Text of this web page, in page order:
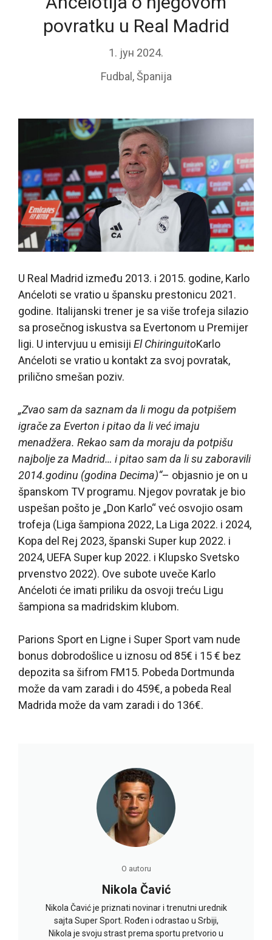
povratku u Real Madrid
1. јун 2024.
Fudbal ,Španija
U Real Madrid između 2013. i 2015. godine, Karlo
Anćeloti se vratio u špansku prestonicu 2021.
godine. Italijanski trener je sa više trofeja silazio
sa prosečnog iskustva sa Evertonom u Premijer
ligi. U intervjuu u emisiji El ChiringuitoKarlo
Anćeloti se vratio u kontakt za svoj povratak,
prilično smešan poziv.
„Zvao sam da saznam da li mogu da potpišem
igrače za Everton i pitao da li već imaju
menadžera. Rekao sam da moraju da potpišu
najbolje za Madrid… i pitao sam da li su zaboravili
2014.godinu (godina Decima)“– objasnio je on u
španskom TV programu. Njegov povratak je bio
uspešan pošto je „Don Karlo“ već osvojio osam
trofeja (Liga šampiona 2022, La Liga 2022. i 2024,
Kopa del Rej 2023, španski Super kup 2022. i
2024, UEFA Super kup 2022. i Klupsko Svetsko
prvenstvo 2022). Ove subote uveče Karlo
Anćeloti će imati priliku da osvoji treću Ligu
šampiona sa madridskim klubom.
Parions Sport en Ligne i Super Sport vam nude
bonus dobrodošlice u iznosu od 85€ i 15 € bez
depozita sa šifrom FM15. Pobeda Dortmunda
može da vam zaradi i do 459€, a pobeda Real
Madrida može da vam zaradi i do 136€.
O autoru
Nikola Čavić
Nikola Čavić je priznati novinar i trenutni urednik
sajta Super Sport. Rođen i odrastao u Srbiji,
Nikola je svoju strast prema sportu pretvorio u